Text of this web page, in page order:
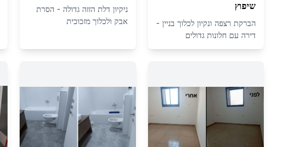
שיפוץ
הברקת רצפה ונקיון לכלוך בניין -
דירה עם חלונות גדולים
ניקיון דלת הזזה גדולה - הסרת
אבק ולכלוך מזכוכית